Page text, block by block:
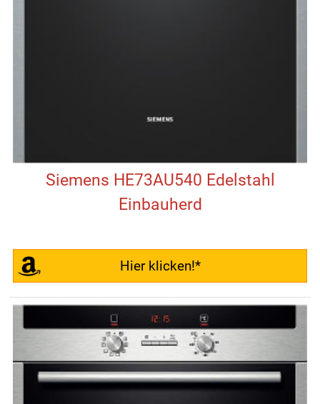
Siemens HE73AU540 Edelstahl
Einbauherd
Hier klicken!*